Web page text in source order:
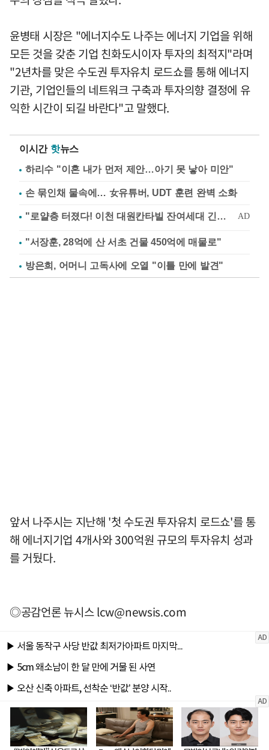
윤병태 시장은 "에너지수도 나주는 에너지 기업을 위해
모든 것을 갖춘 기업 친화도시이자 투자의 최적지"라며
"2년차를 맞은 수도권 투자유치 로드쇼를 통해 에너지
기관, 기업인들의 네트워크 구축과 투자의향 결정에 유
익한 시간이 되길 바란다"고 말했다.
이시간 핫뉴스
하리수 "이혼 내가 먼저 제안…아기 못 낳아 미안"
손 묶인채 물속에… 女유튜버, UDT 훈련 완벽 소화
"서장훈, 28억에 산 서초 건물 450억에 매물로"
방은희, 어머니 고독사에 오열 "이틀 만에 발견"
앞서 나주시는 지난해 '첫 수도권 투자유치 로드쇼'를 통
해 에너지기업 4개사와 300억원 규모의 투자유치 성과
를 거뒀다.
◎공감언론 뉴시스lcw@newsis.com